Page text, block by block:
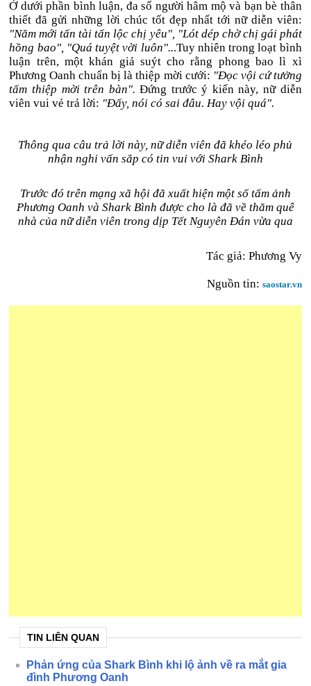
Ở dưới phần bình luận, đa số người hâm mộ và bạn bè thân
thiết đã gửi những lời chúc tốt đẹp nhất tới nữ diễn viên:
"Năm mới tấn tài tấn lộc chị yêu", "Lót dép chờ chị gái phát
hồng bao", "Quá tuyệt vời luôn"...Tuy nhiên trong loạt bình
luận trên, một khán giả suýt cho rằng phong bao lì xì
Phương Oanh chuẩn bị là thiệp mời cưới: "Đọc vội cứ tưởng
tấm thiệp mời trên bàn". Đứng trước ý kiến này, nữ diễn
viên vui vẻ trả lời: "Đấy, nói có sai đâu. Hay vội quá".
Thông qua câu trả lời này, nữ diễn viên đã khéo léo phủ
nhận nghi vấn sắp có tin vui với Shark Bình
Trước đó trên mạng xã hội đã xuất hiện một số tấm ảnh
Phương Oanh và Shark Bình được cho là đã về thăm quê
nhà của nữ diễn viên trong dịp Tết Nguyên Đán vừa qua
Tác giả: Phương Vy
Nguồn tin: saostar.vn
TIN LIÊN QUAN
Phản ứng của Shark Bình khi lộ ảnh về ra mắt gia
đình Phương Oanh